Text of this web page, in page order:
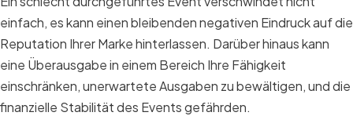
einfach, es kann einen bleibenden negativen Eindruck auf die
Reputation Ihrer Marke hinterlassen. Darüber hinaus kann
eine Überausgabe in einem Bereich Ihre Fähigkeit
einschränken, unerwartete Ausgaben zu bewältigen, und die
finanzielle Stabilität des Events gefährden.